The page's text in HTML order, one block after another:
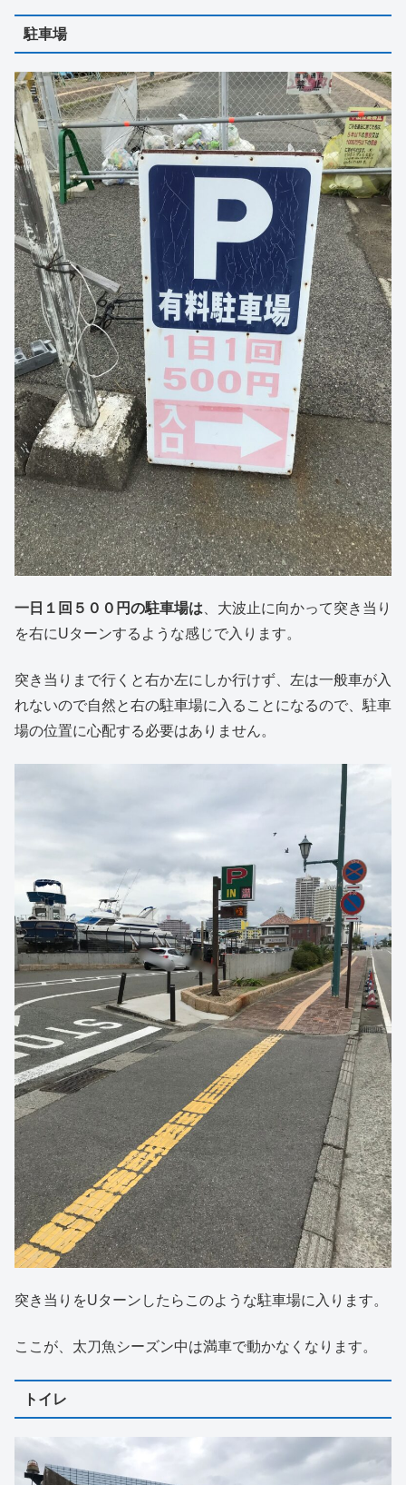
駐車場
一日１回５００円の駐車場は、大波止に向かって突き当り
を右にUターンするような感じで入ります。
突き当りまで行くと右か左にしか行けず、左は一般車が入
れないので自然と右の駐車場に入ることになるので、駐車
場の位置に心配する必要はありません。
突き当りをUターンしたらこのような駐車場に入ります。
ここが、太刀魚シーズン中は満車で動かなくなります。
トイレ